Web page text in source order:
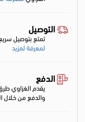
التوصيل
تمتع بتوصيل
لمعرفة لمزيد
الدفع
يقدم الغزاوي
والدفع من خلال